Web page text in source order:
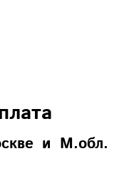
и М.обл.